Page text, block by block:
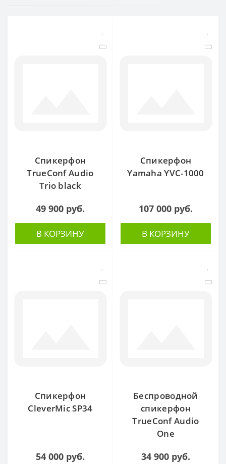
Спикерфон
TrueConf Audio
Trio black
49 900 руб.
В КОРЗИНУ
Спикерфон
Yamaha YVC-1000
107 000 руб.
В КОРЗИНУ
Спикерфон
CleverMic SP34
54 000 руб.
Беспроводной
спикерфон
TrueConf Audio
One
34 900 руб.